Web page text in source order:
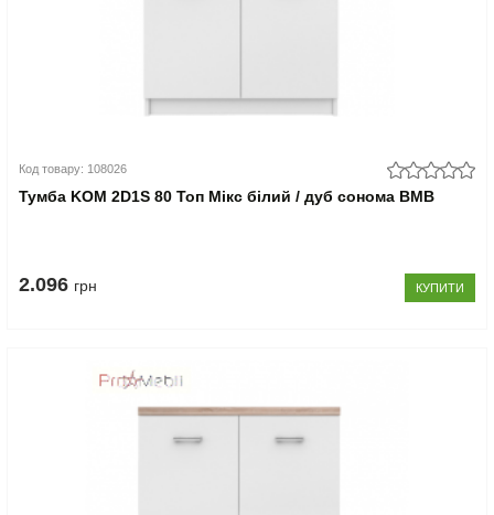
Код товару: 108026
Тумба KOM 2D1S 80 Топ Мікс білий / дуб сонома ВМВ
2.096 грн КУПИТИ